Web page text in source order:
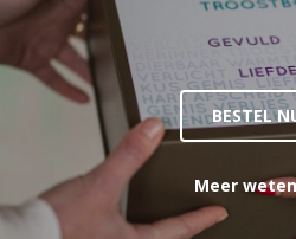
BESTEL
Meer